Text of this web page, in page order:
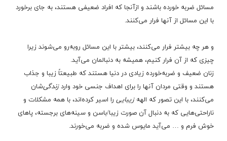
مسائل ضربه خورده باشند و ازآنجا که افراد ضعیفی هستند، به جای برخورد
با این مسائل از آنها فرار می‌کنند.
و هر چه بیشتر فرار می‌کنند، بیشتر با این مسائل روبه‌رو می‌شوند زیرا
چیزی که از آن فرار کنیم، همیشه به دنبالمان می‌آید.
زنان ضعیف و ضربه‌خورده زیادی در دنیا هستند که طبیعتاً زیبا و جذاب
هستند و وقتی مردان آنها را برای اهداف جنسی خود واردزندگی‌شان
می‌کنند، با این تصور که الههزیبایی را اسیر کرده‌اند، با همه مشکلات و
ناراحتی‌هایی که به دنبال آن صورت زیبا/باسن و سینه‌های برجسته، پاهای
خوش فرم و … می‌آید مایوس شده و ضربه می‌خورند.